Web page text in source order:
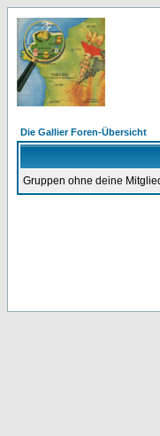
Die Gallier Foren-Übersicht
Gruppen ohne deine